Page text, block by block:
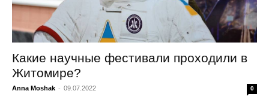
Какие научные фестивали проходили в
Житомире?
Anna Moshak - 09.07.2022 0